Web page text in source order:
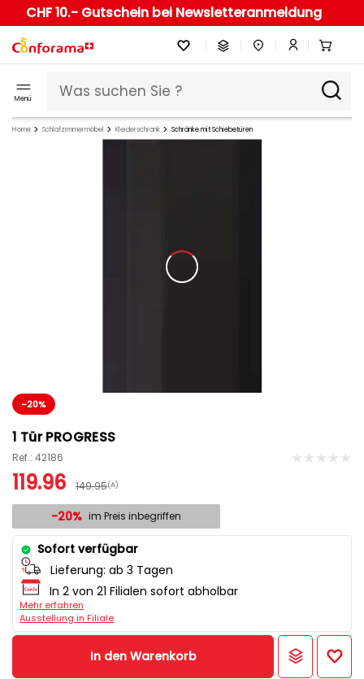
CHF 10.- Gutschein bei Newsletteranmeldung
Menü
Home Schlafzimmermöbel Kleiderschrank Schränke mit Schiebetüren
-20%
1 Tür PROGRESS
Ref.: 42186
119.96 149.95(A)
-20% im Preis inbegriffen
Sofort verfügbar
Lieferung: ab 3 Tagen
In 2 von 21 Filialen sofort abholbar
Mehr erfahren
Ausstellung in Filiale
In den Warenkorb